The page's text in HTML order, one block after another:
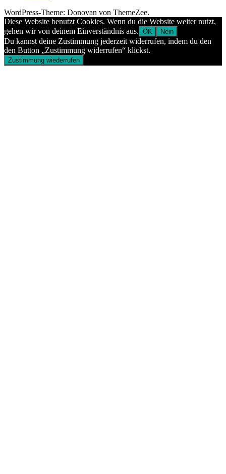
WordPress-Theme: Donovan von ThemeZee.
Diese Website benutzt Cookies. Wenn du die Website weiter nutzt,
gehen wir von deinem Einverständnis aus. OK Nein
Du kannst deine Zustimmung jederzeit widerrufen, indem du den
den Button „Zustimmung widerrufen“ klickst.
Zustimmung wiederrufen